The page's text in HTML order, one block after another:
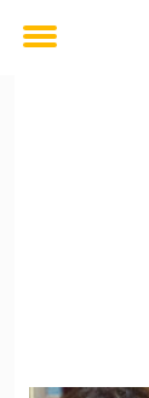
Toggle